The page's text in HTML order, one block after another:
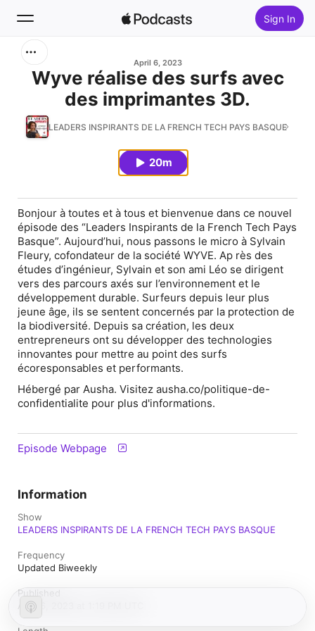
Sign In
New
April 6, 2023
Wyve réalise des surfs avec
des imprimantes 3D.
LEADERS INSPIRANTS DE LA FRENCH TECH PAYS BASQUE
20m
Bonjour à toutes et à tous et bienvenue dans ce nouvel
épisode des “Leaders Inspirants de la French Tech Pays
Basque”. Aujourd’hui, nous passons le micro à Sylvain
Fleury, cofondateur de la société WYVE. Ap rès des
études d’ingénieur, Sylvain et son ami Léo se dirigent
vers des parcours axés sur l’environnement et le
développement durable. Surfeurs depuis leur plus
jeune âge, ils se sentent concernés par la protection de
la biodiversité. Depuis sa création, les deux
entrepreneurs ont su développer des technologies
innovantes pour mettre au point des surfs
écoresponsables et performants.
Hébergé par Ausha. Visitez ausha.co/politique-de-
confidentialite pour plus d'informations.
Episode Webpage
Information
Show
LEADERS INSPIRANTS DE LA FRENCH TECH PAYS BASQUE
Frequency
Updated Biweekly
Published
April 6, 2023 at 1:19 PM UTC